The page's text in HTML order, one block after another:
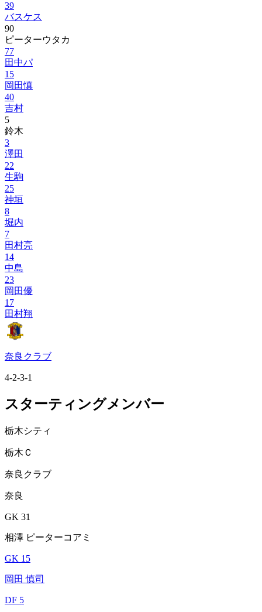
39
バスケス
90
ピーターウタカ
77
田中パ
15
岡田慎
40
吉村
5
鈴木
3
澤田
22
生駒
25
神垣
8
堀内
7
田村亮
14
中島
23
岡田優
17
田村翔
奈良クラブ
4-2-3-1
スターティングメンバー
栃木シティ
栃木Ｃ
奈良クラブ
奈良
GK 31
相澤 ピーターコアミ
GK 15
岡田 慎司
DF 5